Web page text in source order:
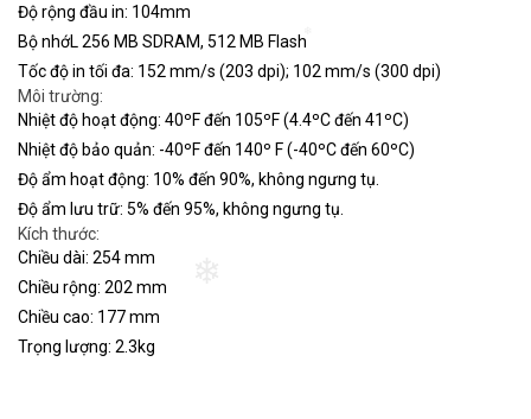
Độ rộng đầu in: 104mm
Bộ nhớL 256 MB SDRAM, 512 MB Flash
Tốc độ in tối đa: 152 mm/s (203 dpi); 102 mm/s (300 dpi)
Môi trường:
Nhiệt độ hoạt động: 40ºF đến 105ºF (4.4ºC đến 41ºC)
Nhiệt độ bảo quản: -40ºF đến 140º F (-40ºC đến 60ºC)
Độ ẩm hoạt động: 10% đến 90%, không ngưng tụ.
Độ ẩm lưu trữ: 5% đến 95%, không ngưng tụ.
Kích thước:
Chiều dài: 254 mm
Chiều rộng: 202 mm
Chiều cao: 177 mm
Trọng lượng: 2.3kg
❄